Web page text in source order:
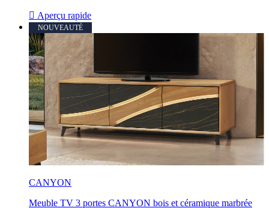
 Aperçu rapide
NOUVEAUTÉ
CANYON
Meuble TV 3 portes CANYON bois et céramique marbrée